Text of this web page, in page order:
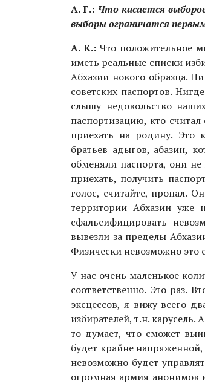
А. Г.: Что касается
выборы ограничатся
​А. К.: Что положительное
иметь реальные списки
Абхазии нового образца.
советских паспортов.
слышу недовольство
паспортизацию, кто
приехать на родину. Это
братьев адыгов, абазин,
обменяли паспорта, они
приехать, получить
голос, считайте, пропал.
территории Абхазии уже
сфальсифицировать
вывезли за пределы
Физически невозможно это
У нас очень маленькое
соответственно. Это раз.
эксцессов, я вижу всего
избирателей, т.н. карусель.
то думает, что сможет
будет крайне
невозможно будет
огромная армия анонимов